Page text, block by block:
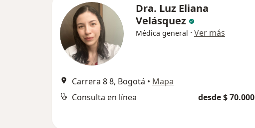
Dra. Luz Eliana
Velásquez
Médica general · Ver más
Carrera 8 8, Bogotá • Mapa
Consulta en línea
desde $ 70.000